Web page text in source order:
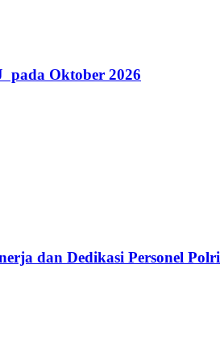
pada Oktober 2026
dan Dedikasi Personel Polri